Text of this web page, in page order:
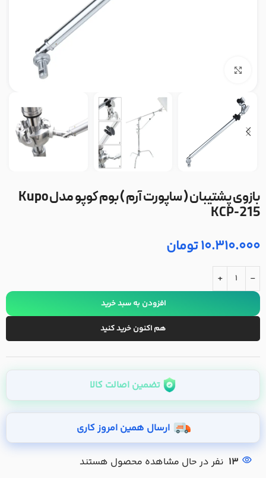
بازوی پشتیبان ( ساپورت آرم ) بوم کوپو مدل Kupo
KCP-215
10.310.000تومان
-
+
افزودن به سبد خرید
هم اکنون خرید کنید
تضمین اصالت کالا
ارسال همین امروز کاری
13 نفر در حال مشاهده محصول هستند